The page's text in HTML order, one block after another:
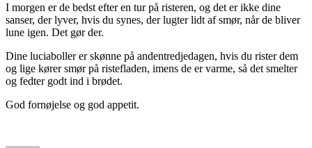
I morgen er de bedst efter en tur på risteren, og det er ikke dine
sanser, der lyver, hvis du synes, der lugter lidt af smør, når de bliver
lune igen. Det gør der.
Dine luciaboller er skønne på andentredjedagen, hvis du rister dem
og lige kører smør på ristefladen, imens de er varme, så det smelter
og fedter godt ind i brødet.
God fornøjelse og god appetit.